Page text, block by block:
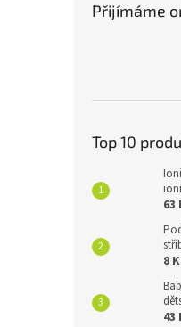
Přijímáme
Top 10
63
8
43